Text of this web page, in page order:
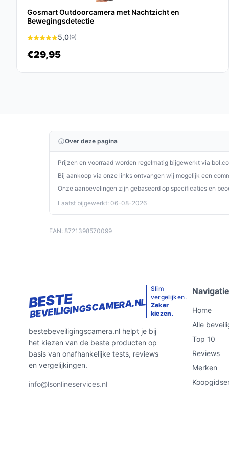
gebruiksvriendelijke optie voor iedereen die
nachtzicht en realtime meldingen ben je altijd op
Ontdek alle specificaties en vergelijk prijzen op
wat perfect past bij jouw behoeften!
Gosmart Outdoorcamera met Nachtzicht en
Bewegingsdetectie
5,0(9)
€29,95
Over deze pagina
Prijzen en voorraad worden regelmatig bijgewerkt via
Bij aankoop via onze links ontvangen wij mogelijk een
Onze aanbevelingen zijn gebaseerd op specificaties en
Laatst bijgewerkt: 06-08-2026
EAN: 8721398570099
BESTE
BEVEILIGINGSCAMERA.NL
Slim
vergelijken.
Zeker
kiezen.
bestebeveiligingscamera.nl helpt je bij
het kiezen van de beste producten op
basis van onafhankelijke tests, reviews
en vergelijkingen.
info@lsonlineservices.nl
Navigatie
Home
Alle
Top 10
Reviews
Merken